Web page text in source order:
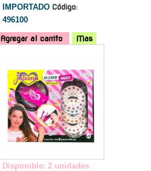
IMPORTADO Código:
496100
Agregar al carrito
Mas
Disponible: 2 unidades